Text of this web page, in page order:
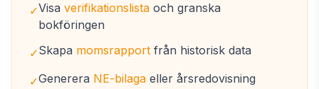
✓Visa verifikationslista och granska
bokföringen
✓Skapa momsrapport från historisk data
✓Generera NE-bilaga eller årsredovisning